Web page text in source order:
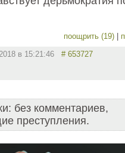
поощрить (19)
в 15:21:46 # 653727
без комментариев,
преступления.